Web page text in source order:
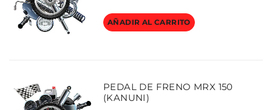
AÑADIR AL CARRITO
PEDAL DE FRENO MRX 150
(KANUNI)